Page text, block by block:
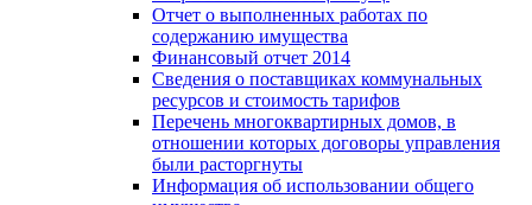
Отчет о выполненных работах по
содержанию имущества
Финансовый отчет 2014
Сведения о поставщиках коммунальных
ресурсов и стоимость тарифов
Перечень многоквартирных домов, в
отношении которых договоры управления
были расторгнуты
Информация об использовании общего